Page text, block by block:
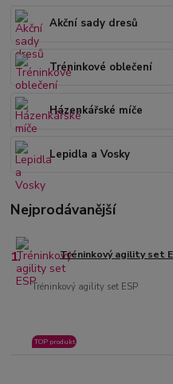
Akční sady dresů
Tréninkové oblečení
Házenkářské míče
Lepidla a Vosky
Nejprodávanější
1. Tréninkový agility set
Tréninkový agility set ESP
TOP produkt